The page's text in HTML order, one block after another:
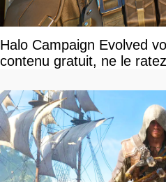
Halo Campaign Evolved
contenu gratuit, ne le